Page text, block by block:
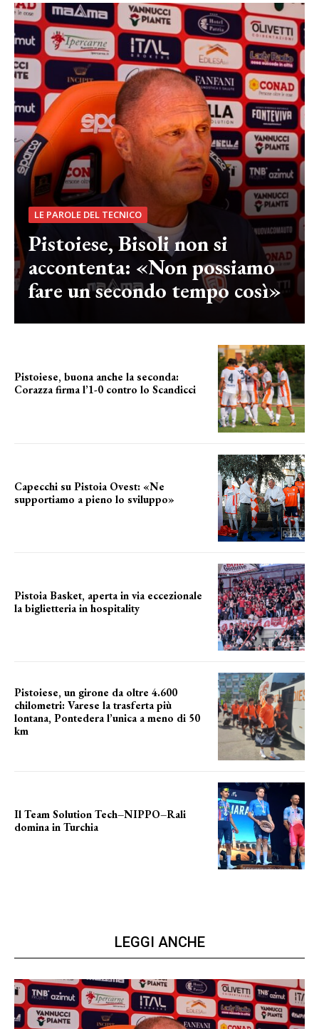
LE PAROLE DEL TECNICO
Pistoiese, Bisoli non si
accontenta: «Non possiamo
fare un secondo tempo così»
Pistoiese, buona anche la seconda:
Corazza firma l’1-0 contro lo Scandicci
Capecchi su Pistoia Ovest: «Ne
supportiamo a pieno lo sviluppo»
Pistoia Basket, aperta in via eccezionale
la biglietteria in hospitality
Pistoiese, un girone da oltre 4.600
chilometri: Varese la trasferta più
lontana, Pontedera l’unica a meno di 50
km
Il Team Solution Tech–NIPPO–Rali
domina in Turchia
LEGGI ANCHE